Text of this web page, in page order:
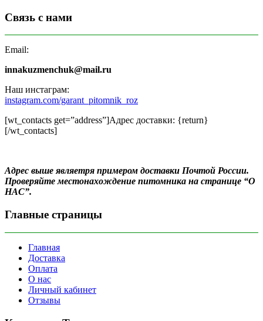
Связь с нами
Email:
innakuzmenchuk@mail.ru
Наш инстаграм:
instagram.com/garant_pitomnik_roz
[wt_contacts get=”address”]Адрес доставки: {return}
[/wt_contacts]
Адрес выше являетря примером доставки Почтой России.
Проверяйте местонахождение питомника на странице “О
НАС”.
Главные страницы
Главная
Доставка
Оплата
О нас
Личный кабинет
Отзывы